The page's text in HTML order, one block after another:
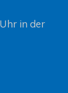
in der